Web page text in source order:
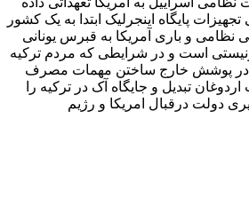
پایگاه اینجرلیک ابتدا به یک کشور
نظامی و باری آمریکا به قبرس یونانی
است و در شرایطی که مردم ترکیه
در پوشش خارج ساختن مهمات مصرف
تبدیل و جایگاه آک در ترکیه را
دولت درقبال امریکا و رژیم